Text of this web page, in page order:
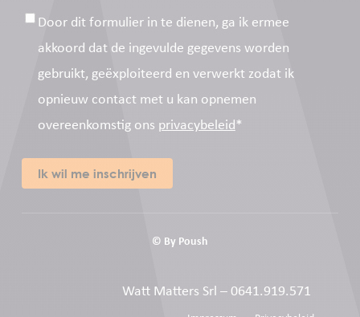
Toestemming*
Door dit formulier in te dienen, ga ik ermee
akkoord dat de ingevulde gegevens worden
gebruikt, geëxploiteerd en verwerkt zodat ik
opnieuw contact met u kan opnemen
overeenkomstig ons privacybeleid*
© By Poush
Watt Matters Srl – 0641.919.571